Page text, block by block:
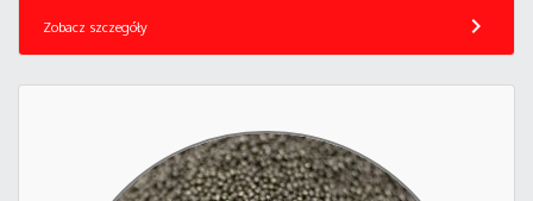
Zobacz szczegóły chevron_right